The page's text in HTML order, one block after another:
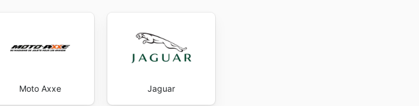
Moto Axxe Jaguar